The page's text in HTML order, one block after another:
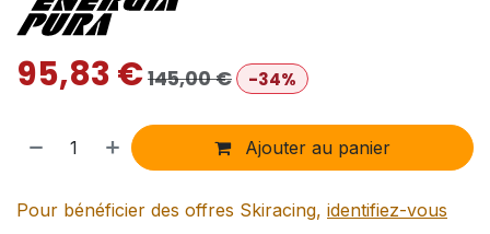
95,83€145,00€ -34%
Ajouter au panier
Pour bénéficier des offres Skiracing, identifiez-vous